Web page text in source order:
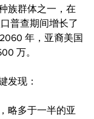
族群体之一，在
普查期间增长了
年，亚裔美国
万。
发现：
略多于一半的亚